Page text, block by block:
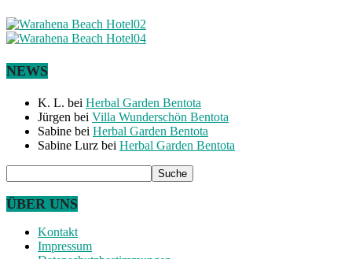
NEWS
K. L. bei Herbal Garden Bentota
Jürgen bei Villa Wunderschön Bentota
Sabine bei Herbal Garden Bentota
Sabine Lurz bei Herbal Garden Bentota
ÜBER UNS
Kontakt
Impressum